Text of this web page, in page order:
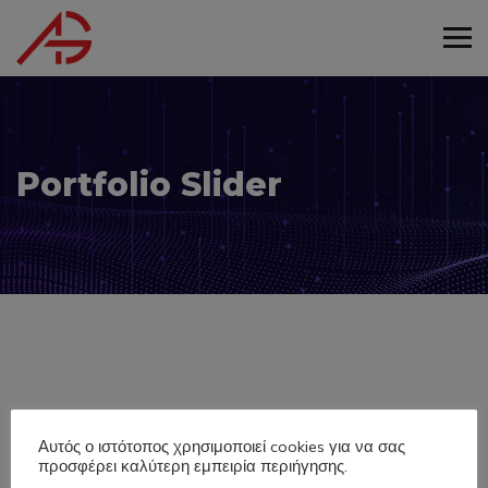
Portfolio Slider
// LATEST CASE STUDIES
Αυτός ο ιστότοπος χρησιμοποιεί cookies για να σας
προσφέρει καλύτερη εμπειρία περιήγησης.